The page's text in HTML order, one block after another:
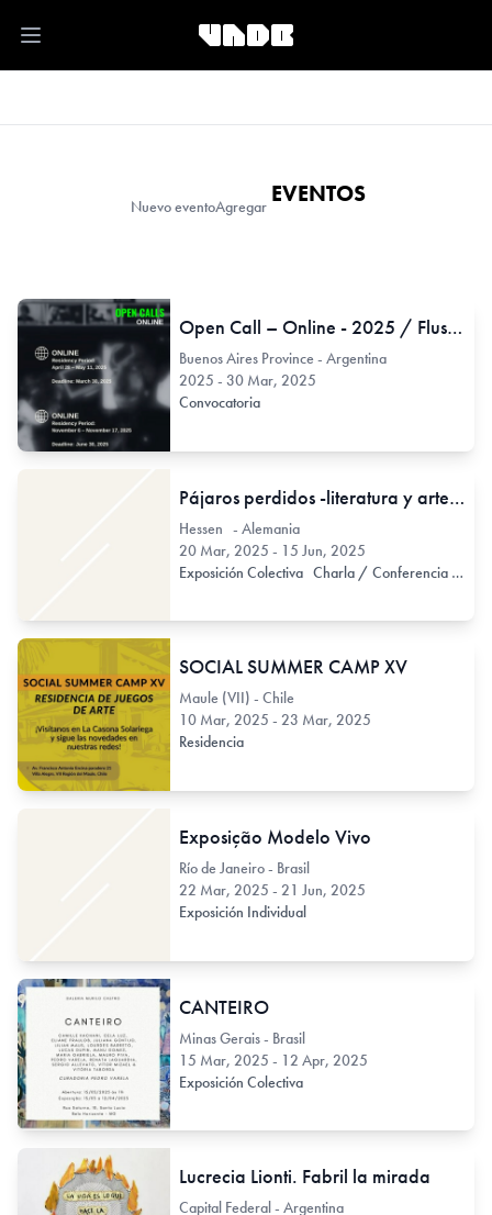
Open main menu
Nuevo eventoAgregar EVENTOS
Open Call – Online - 2025 / FlussLab
Buenos Aires Province - Argentina
2025 - 30 Mar, 2025
Convocatoria
Pájaros perdidos -literatura y arte pictórico (Alemania)
Hessen - Alemania
20 Mar, 2025 - 15 Jun, 2025
Exposición Colectiva Charla / Conferencia / Disertación
SOCIAL SUMMER CAMP XV
Maule (VII) - Chile
10 Mar, 2025 - 23 Mar, 2025
Residencia
Exposição Modelo Vivo
Río de Janeiro - Brasil
22 Mar, 2025 - 21 Jun, 2025
Exposición Individual
CANTEIRO
Minas Gerais - Brasil
15 Mar, 2025 - 12 Apr, 2025
Exposición Colectiva
Lucrecia Lionti. Fabril la mirada
Capital Federal - Argentina